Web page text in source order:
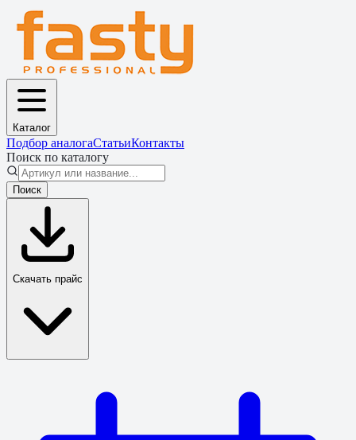
Каталог
Подбор аналогаСтатьиКонтакты
Поиск по каталогу
Поиск
Скачать прайс